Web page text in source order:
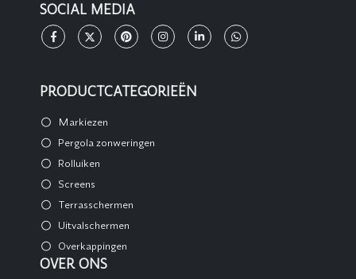
SOCIAL MEDIA
PRODUCTCATEGORIEËN
Markiezen
Pergola zonweringen
Rolluiken
Screens
Terrasschermen
Uitvalschermen
Overkappingen
OVER ONS